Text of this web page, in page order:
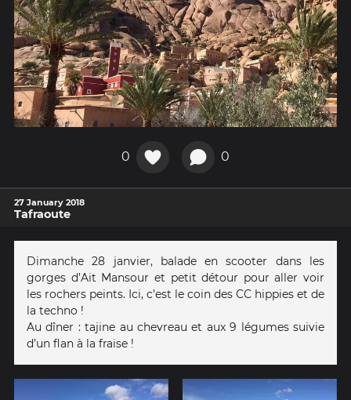
0 0
27 January 2018
Tafraoute
Dimanche 28 janvier, balade en scooter dans les
gorges d’Ait Mansour et petit détour pour aller voir
les rochers peints. Ici, c’est le coin des CC hippies et de
la techno !
Au dîner : tajine au chevreau et aux 9 légumes suivie
d’un flan à la fraise !